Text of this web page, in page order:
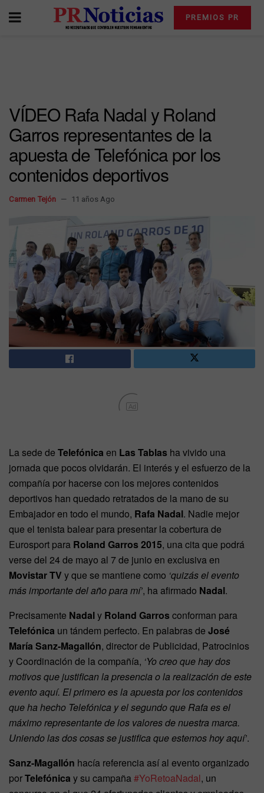
PREMIOS PR
VÍDEO Rafa Nadal y Roland
Garros representantes de la
apuesta de Telefónica por los
contenidos deportivos
Carmen Tejón 11 años Ago
Ad
La sede de Telefónica en Las Tablas ha vivido una
jornada que pocos olvidarán. El interés y el esfuerzo de la
compañía por hacerse con los mejores contenidos
deportivos han quedado retratados de la mano de su
Embajador en todo el mundo, Rafa Nadal. Nadie mejor
que el tenista balear para presentar la cobertura de
Eurosport para Roland Garros 2015, una cita que podrá
verse del 24 de mayo al 7 de junio en exclusiva en
Movistar TV y que se mantiene como ‘quizás el evento
más importante del año para mí’, ha afirmado Nadal.
Precisamente Nadaly Roland Garros conforman para
Telefónica un tándem perfecto. En palabras de José
María Sanz-Magallón, director de Publicidad, Patrocinios
y Coordinación de la compañía, ‘Yo creo que hay dos
motivos que justifican la presencia o la realización de este
evento aquí. El primero es la apuesta por los contenidos
que ha hecho Telefónica y el segundo que Rafa es el
máximo representante de los valores de nuestra marca.
Uniendo las dos cosas se justifica que estemos hoy aquí’.
Sanz-Magallón hacía referencia así al evento organizado
porTelefónica y su campaña#YoRetoaNadal, un